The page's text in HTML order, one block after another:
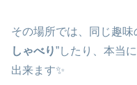
その場所では、同じ趣味
しゃべり”したり、本当
出来ます✨